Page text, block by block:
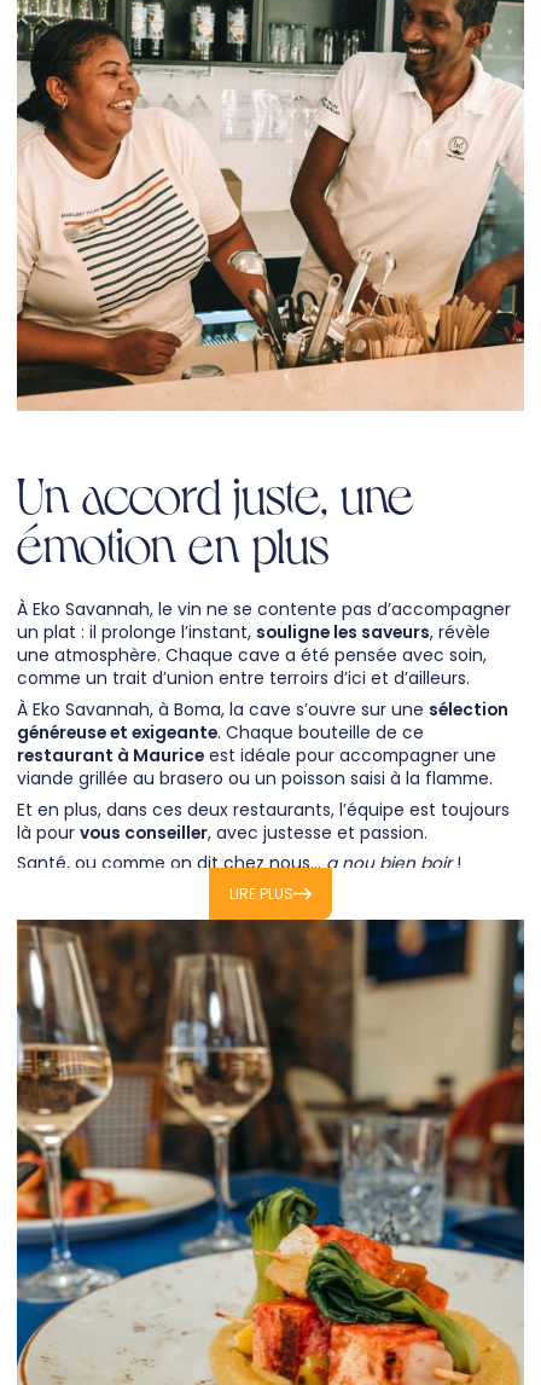
Un accord juste, une
émotion en plus
À Eko Savannah, le vin ne se contente pas d’accompagner
un plat : il prolonge l’instant, souligne les saveurs, révèle
une atmosphère. Chaque cave a été pensée avec soin,
comme un trait d’union entre terroirs d’ici et d’ailleurs.
À Eko Savannah, à Boma, la cave s’ouvre sur une sélection
généreuse et exigeante. Chaque bouteille de ce
restaurant à Mauriceest idéale pour accompagner une
viande grillée au brasero ou un poisson saisi à la flamme.
Et en plus, dans ces deux restaurants, l’équipe est toujours
là pour vous conseiller, avec justesse et passion.
Santé, ou comme on dit chez nous…a nou bien boir!
LIRE PLUS